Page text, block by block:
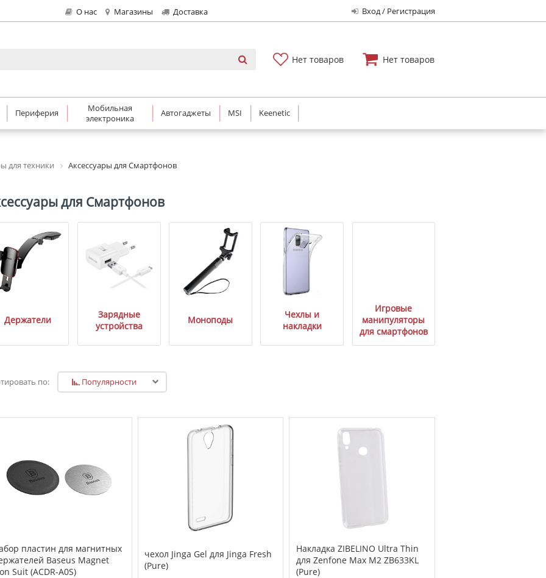
О нас Магазины Доставка Вход / Регистрация
Нет товаров Нет товаров
Периферия
Мобильная
электроника
Автогаджеты MSI Keenetic
для техники Аксессуары для Смартфонов
для Смартфонов
Держатели
Зарядные
устройства
Моноподы
Чехлы и
накладки
Игровые
манипуляторы
для смартфонов
по: Популярности
пластин для магнитных
Baseus Magnet
Suit (ACDR-A0S)
чехол Jinga Gel для Jinga Fresh
(Pure)
Накладка ZIBELINO Ultra Thin
для Zenfone Max M2 ZB633KL
(Pure)